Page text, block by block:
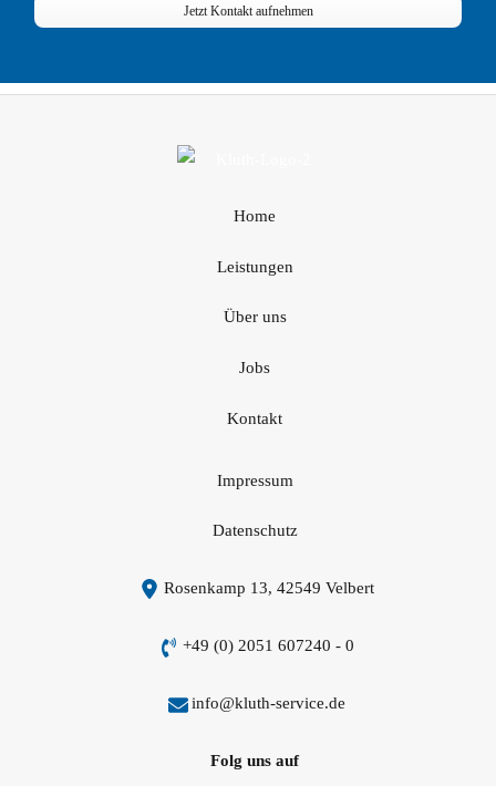
Jetzt Kontakt aufnehmen
Home
Leistungen
Über uns
Jobs
Kontakt
Impressum
Datenschutz
Rosenkamp 13, 42549 Velbert
+49 (0) 2051 607240 - 0
info@kluth-service.de
Folg uns auf